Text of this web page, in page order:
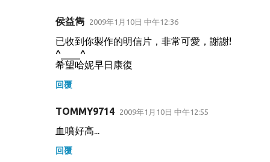
侯益雋 2009年1月10日 中午12:36
已收到你製作的明信片，非常可愛，謝謝!
^____^
希望哈妮早日康復
回覆
TOMMY9714 2009年1月10日 中午12:55
血噴好高...
回覆